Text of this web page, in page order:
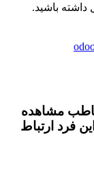
داشته باشید.
هر مخاطب مشاهده
فرد ارتباط